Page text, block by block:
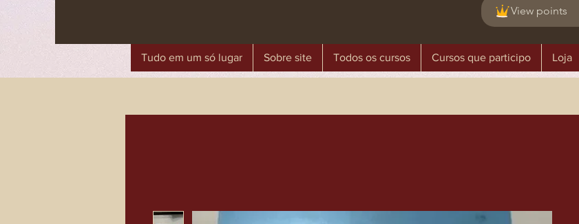
View points
Tudo em um só lugar Sobre site Todos os cursos Cursos que participo Loja